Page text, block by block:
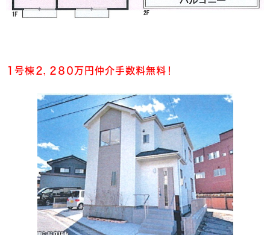
１号棟２，２８０万円仲介手数料無料！